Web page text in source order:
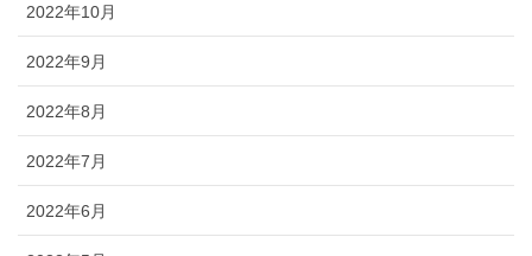
2022年10月
2022年9月
2022年8月
2022年7月
2022年6月